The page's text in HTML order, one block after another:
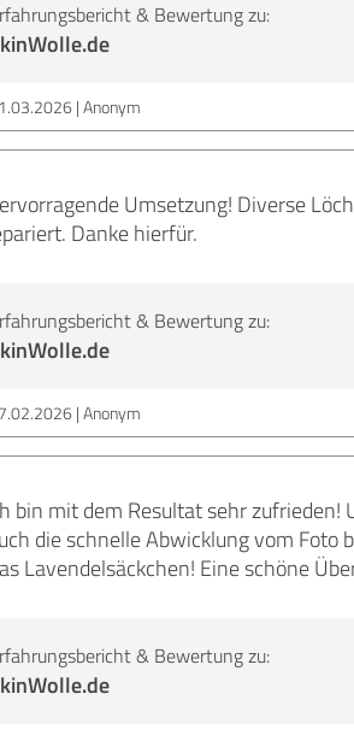
& Bewertung zu:
Anonym
Umsetzung! Diverse
Danke hierfür.
& Bewertung zu:
Anonym
bin mit dem Resultat sehr
die schnelle Abwicklung vom Foto
Lavendelsäckchen! Eine schöne
& Bewertung zu: